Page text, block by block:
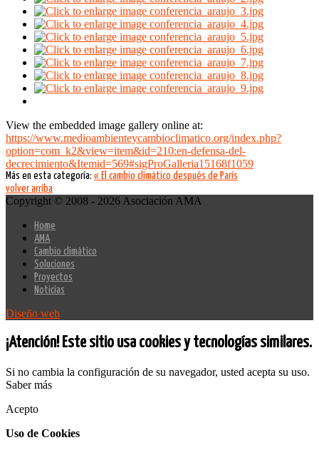
View the embedded image gallery online at:
https://www.medioambienteycambioclimatico.org/index.php?
option=com_k2&view=item&id=210:en-defensa-del-
decrecimiento&Itemid=569#sigProGalleria15168f1059
Más en esta categoría: « El cambio climático después de París
volver arriba
Copyright © 2008 - 2026 Asociación AMA
Home
AMA
Cambio climático
Soluciones
Proyectos
Noticias
Diseño web
¡Atención! Este sitio usa cookies y tecnologías similares.
Si no cambia la configuración de su navegador, usted acepta su uso.
Saber más
Acepto
Uso de Cookies